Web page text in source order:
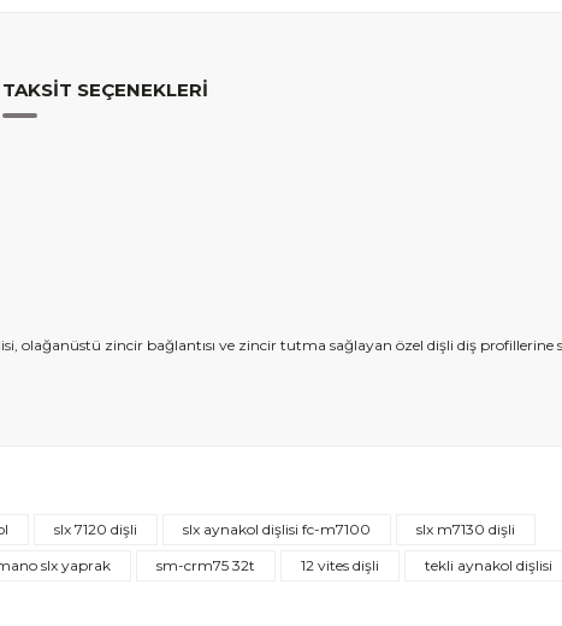
TAKSIT SEÇENEKLERI
olağanüstü zincir bağlantısı ve zincir tutma sağlayan özel dişli diş profillerine
Yaz
slx 7120 dişli slx aynakol dişlisi fc-m7100
slx m7130 dişli
slx yaprak sm-crm75 32t 12 vites dişli tekli aynakol dişlisi